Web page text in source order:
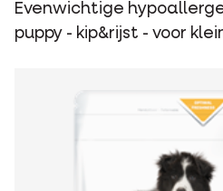
Evenwichtige
puppy - kip&rijst - voor